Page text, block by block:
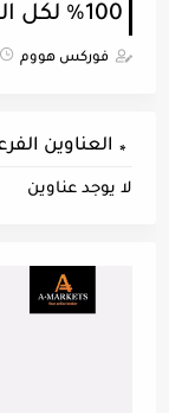
100% لكل المشاركين
فوركس هووم
العناوين
لا يوجد عناوين